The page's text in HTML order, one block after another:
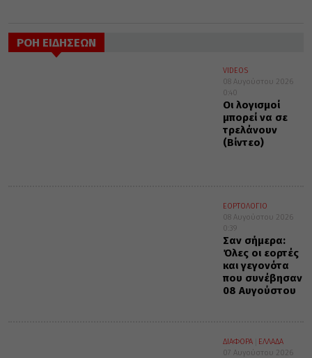
ΡΟΗ ΕΙΔΗΣΕΩΝ
VIDEOS
08 Αυγούστου 2026
0:40
Οι λογισμοί
μπορεί να σε
τρελάνουν
(Βίντεο)
ΕΟΡΤΟΛΟΓΙΟ
08 Αυγούστου 2026
0:39
Σαν σήμερα:
Όλες οι εορτές
και γεγονότα
που συνέβησαν
08 Αυγούστου
ΔΙΑΦΟΡΑ
ΕΛΛΑΔΑ
07 Αυγούστου 2026